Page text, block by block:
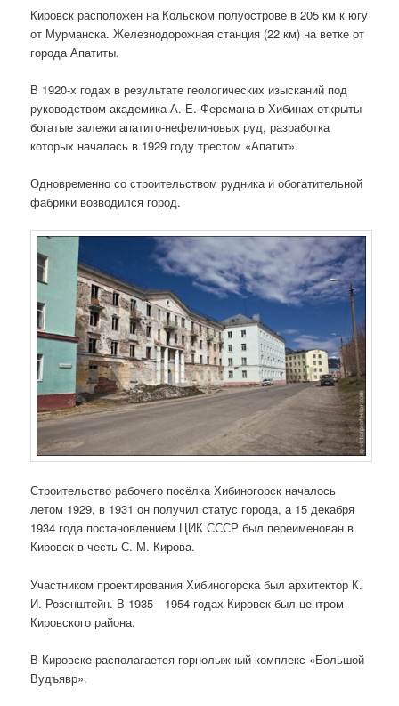
Кировск расположен на Кольском полуострове в 205 км к югу
от Мурманска. Железнодорожная станция (22 км) на ветке от
города Апатиты.
В 1920-х годах в результате геологических изысканий под
руководством академика А. Е. Ферсмана в Хибинах открыты
богатые залежи апатито-нефелиновых руд, разработка
которых началась в 1929 году трестом «Апатит».
Одновременно со строительством рудника и обогатительной
фабрики возводился город.
Строительство рабочего посёлка Хибиногорск началось
летом 1929, в 1931 он получил статус города, а 15 декабря
1934 года постановлением ЦИК СССР был переименован в
Кировск в честь С. М. Кирова.
Участником проектирования Хибиногорска был архитектор К.
И. Розенштейн. В 1935—1954 годах Кировск был центром
Кировского района.
В Кировске располагается горнолыжный комплекс «Большой
Вудъявр».